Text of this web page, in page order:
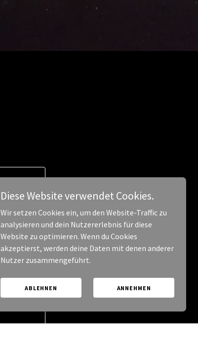
Diese Website verwendet Cookies.
Wir setzen Cookies ein, um den Website-Traffic zu
analysieren und dein Nutzererlebnis für diese
Website zu optimieren. Wenn du Cookies
akzeptierst, werden deine Daten mit denen anderer
Nutzer zusammengeführt.
ABLEHNEN ANNEHMEN